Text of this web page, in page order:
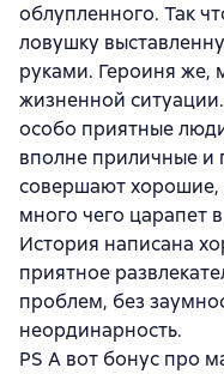
облупленного. Так
ловушку
руками. Героиня же,
жизненной
особо приятные
вполне приличные и
совершают хорошие,
много чего царапет
История написана
приятное
проблем, без
неординарность.
PS А вот бонус про